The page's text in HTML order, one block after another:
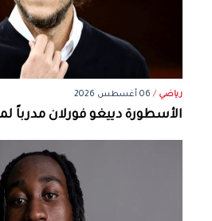
رياضي / 06 أغسطس 2026
الأسطورة دييغو فورلان مدرباً